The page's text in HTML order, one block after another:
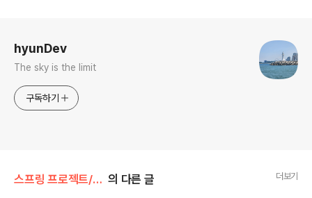
hyunDev
The sky is the limit
구독하기
스프링 프로젝트/데브코스 의 다른 글 더보기